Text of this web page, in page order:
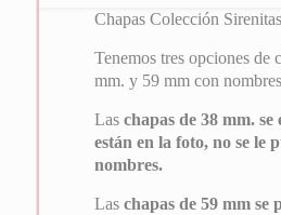
Chapas Colección Sirenitas
Tenemos tres opciones de
mm. y 59 mm con
Laschapas de 38 mm.
están en la foto, no se le
nombres.
Laschapas de 59 mm se